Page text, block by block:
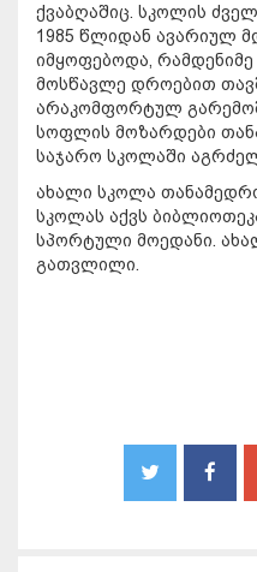
ქვაბღაშიც. სკოლის
1985 წლიდან ავარიულ
იმყოფებოდა, რამდენიმე
მოსწავლე დროებით
არაკომფორტულ
სოფლის მოზარდები
საჯარო სკოლაში
ახალი სკოლა
სკოლას აქვს
სპორტული მოედანი.
გათვლილი.